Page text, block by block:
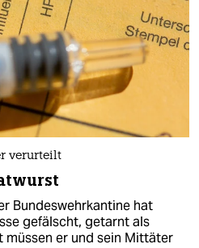
verurteilt
Bundeswehrkantine hat
gefälscht, getarnt als
müssen er und sein Mittäter